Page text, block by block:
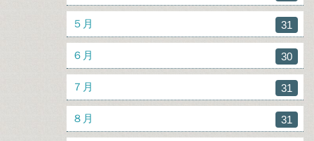
５月 31
６月 30
７月 31
８月 31